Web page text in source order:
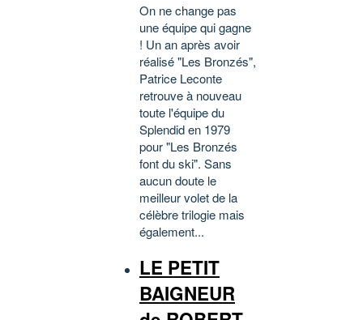
On ne change pas
une équipe qui gagne
! Un an après avoir
réalisé "Les Bronzés",
Patrice Leconte
retrouve à nouveau
toute l'équipe du
Splendid en 1979
pour "Les Bronzés
font du ski". Sans
aucun doute le
meilleur volet de la
célèbre trilogie mais
également...
LE PETIT
BAIGNEUR